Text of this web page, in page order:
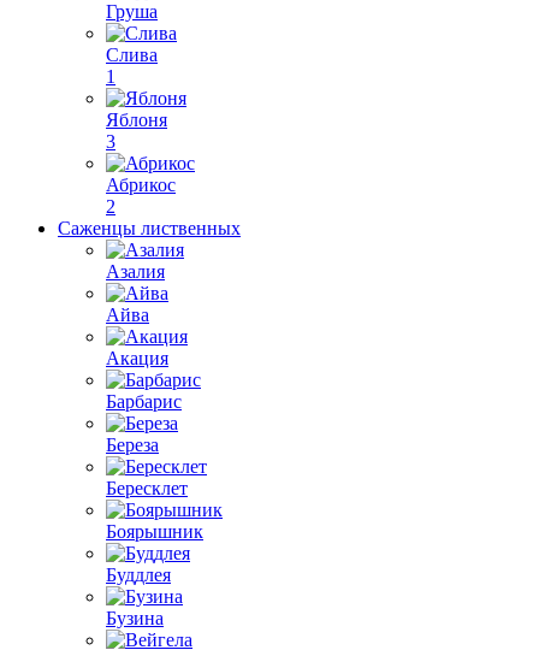
Груша
Слива
1
Яблоня
3
Абрикос
2
Саженцы лиственных
Азалия
Айва
Акация
Барбарис
Береза
Бересклет
Боярышник
Буддлея
Бузина